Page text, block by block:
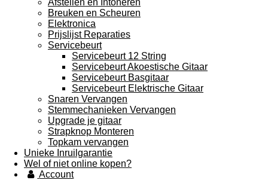
Afstellen en Intoneren
Breuken en Scheuren
Elektronica
Prijslijst Reparaties
Servicebeurt
Servicebeurt 12 String
Servicebeurt Akoestische Gitaar
Servicebeurt Basgitaar
Servicebeurt Elektrische Gitaar
Snaren Vervangen
Stemmechanieken Vervangen
Upgrade je gitaar
Strapknop Monteren
Topkam vervangen
Unieke Inruilgarantie
Wel of niet online kopen?
Account